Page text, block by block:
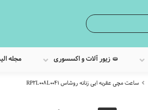
زیور آلات و اکسسوری مجله
ساعت مچی عقربه ایی زنانه روشاس RP2L008L0041